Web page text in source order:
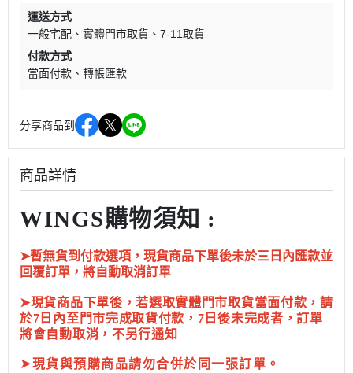
運送方式
一般宅配
實體門市取貨
7-11取貨
付款方式
當面付款
轉帳匯款
分享商品到
商品詳情
WINGS購物須知 :
➤暫無貨到付款選項，現貨商品下單後未於三日內匯款並
回覆訂單，將自動取消訂單
➤現貨商品下單後，若選取實體門市取貨當面付款，請
於7日內至門市完成取貨付款，7日後未完成者，訂單
將會自動取消，不另行通知
➤現貨與預購商品請勿合併於同一張訂單。